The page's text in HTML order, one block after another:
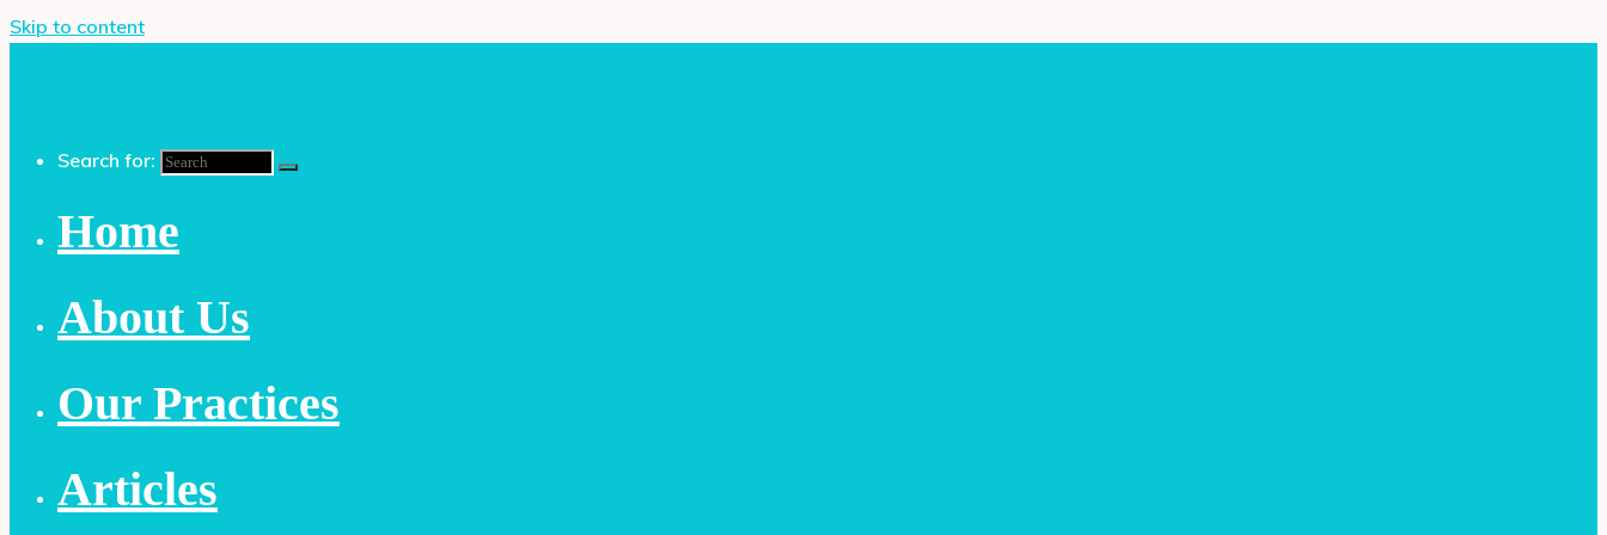
Skip to content
Search for:
Home
About Us
Our Practices
Articles